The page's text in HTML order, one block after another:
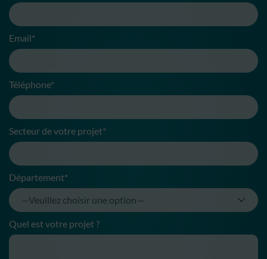
Email*
Téléphone*
Secteur de votre projet*
Département*
Quel est votre projet ?